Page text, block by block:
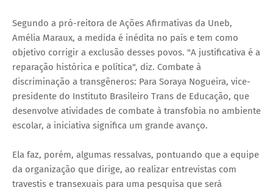
Segundo a pró-reitora de Ações Afirmativas da Uneb,
Amélia Maraux, a medida é inédita no país e tem como
objetivo corrigir a exclusão desses povos. "A justificativa é a
reparação histórica e política", diz. Combate à
discriminação a transgêneros: Para Soraya Nogueira, vice-
presidente do Instituto Brasileiro Trans de Educação, que
desenvolve atividades de combate à transfobia no ambiente
escolar, a iniciativa significa um grande avanço.
Ela faz, porém, algumas ressalvas, pontuando que a equipe
da organização que dirige, ao realizar entrevistas com
travestis e transexuais para uma pesquisa que será